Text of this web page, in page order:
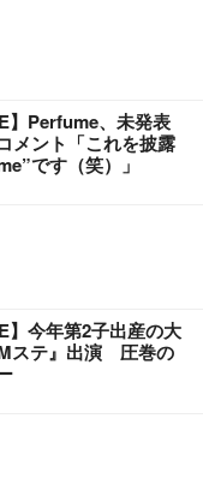
】Perfume、未発表
メント「これを披露
です（笑）」
】今年第2子出産の大
ステ』出演 圧巻の